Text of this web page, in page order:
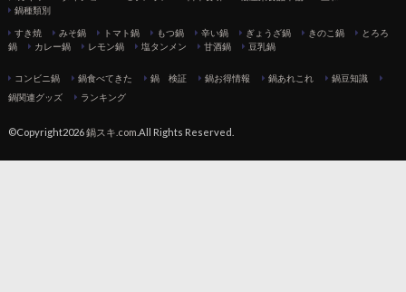
鍋種類別
すき焼 みそ鍋 トマト鍋 もつ鍋 辛い鍋 ぎょうざ鍋 きのこ鍋
とろろ
鍋
カレー鍋 レモン鍋 塩タンメン 甘酒鍋 豆乳鍋
コンビニ鍋 鍋食べてきた 鍋 検証 鍋お得情報 鍋あれこれ
鍋豆知識
鍋関連グッズ
ランキング
©Copyright2026鍋スキ.com .All Rights Reserved.